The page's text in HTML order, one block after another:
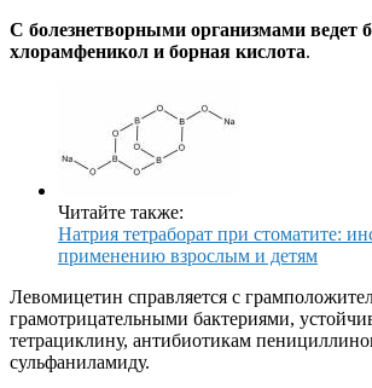
С болезнетворными организмами ведет
хлорамфеникол и борная кислота.
Читайте также:
Натрия тетраборат при стоматите:
применению взрослым и детям
Левомицетин справляется с
грамотрицательными бактериями,
тетрациклину, антибиотикам
сульфаниламиду.